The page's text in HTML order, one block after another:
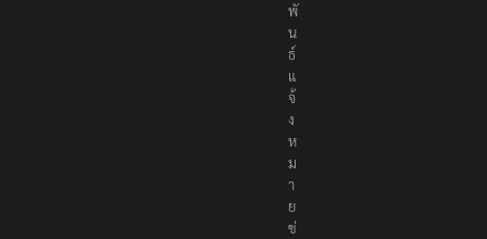
พั
น
ธ์
แ
จ้
ง
ห
ม
า
ย
ข่